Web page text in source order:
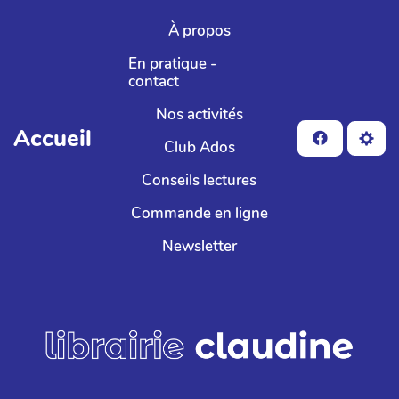
Aller au contenu principal
Accueil
À propos
En pratique -
contact
Nos activités
Club Ados
Conseils lectures
Commande en ligne
Newsletter